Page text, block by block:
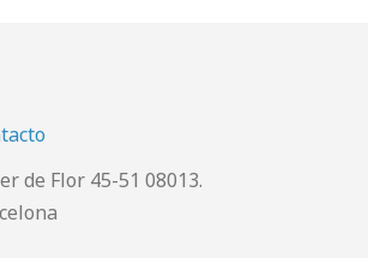
de Flor 45-51 08013.